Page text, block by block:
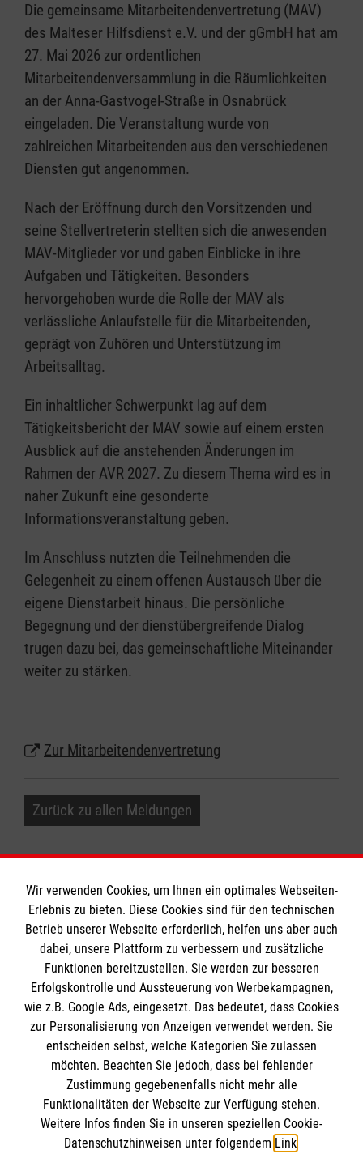
Die gemeinsame Mitarbeitendenvertretung (MAV)
des Malteser Hilfsdienst e.V. und der gGmbH hat am
27. Mai 2026 zur ordentlichen
Mitarbeitendenversammlung in die Räumlichkeiten
an der Anna-Gastvogel-Straße in Osnabrück
eingeladen. Die Veranstaltung wurde von
zahlreichen Mitarbeitenden aus den verschiedenen
Diensten gut angenommen.
Nach der Eröffnung durch den Vorsitzenden und
seine Stellvertreterin stellten sich die anwesenden
MAV-Mitglieder vor und gaben Einblicke in ihre
Aufgaben und Tätigkeiten. Besonders
hervorgehoben wurde die Rolle der MAV als
verlässliche Anlaufstelle für die Mitarbeitenden,
geprägt von Zuhören und Unterstützung im
Arbeitsalltag.
Ein inhaltlicher Schwerpunkt lag auf dem
Tätigkeitsbericht der MAV sowie auf einem ersten
Ausblick auf die anstehenden Änderungen im
Rahmen der AVR 2027. Zu diesem Thema wird es in
naher Zukunft eine gesonderte
Informationsveranstaltung geben.
Im Anschluss nutzten die Teilnehmenden die
Gelegenheit zu einem offenen Austausch über die
eigene Dienstarbeit hinaus. Die persönliche
Begegnung und der dienstübergreifende Dialog
trugen dazu bei, das gemeinschaftliche Miteinander
weiter zu stärken.
Zur Mitarbeitendenvertretung
Zurück zu allen Meldungen
Informationen
Impressum
Datenschutz
Kontakt
Barrierefreiheit
Die Malteser
Malteser in Deutschland
Malteserorden
Sharepoint
Spendenkonto
Wir verwenden Cookies, um Ihnen ein optimales Webseiten-
Erlebnis zu bieten. Diese Cookies sind für den technischen
Betrieb unserer Webseite erforderlich, helfen uns aber auch
dabei, unsere Plattform zu verbessern und zusätzliche
Funktionen bereitzustellen. Sie werden zur besseren
Erfolgskontrolle und Aussteuerung von Werbekampagnen,
wie z.B. Google Ads, eingesetzt. Das bedeutet, dass Cookies
zur Personalisierung von Anzeigen verwendet werden. Sie
entscheiden selbst, welche Kategorien Sie zulassen
möchten. Beachten Sie jedoch, dass bei fehlender
Zustimmung gegebenenfalls nicht mehr alle
Funktionalitäten der Webseite zur Verfügung stehen.
Weitere Infos finden Sie in unseren speziellen Cookie-
Datenschutzhinweisen unter folgendem Link.